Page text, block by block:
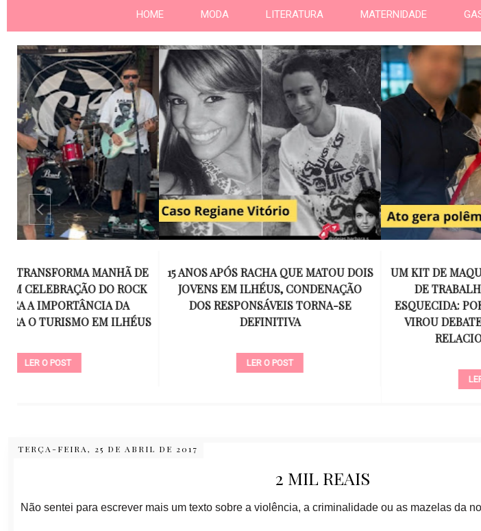
HOME MODA LITERATURA MATERNIDADE
15 ANOS APÓS RACHA QUE MATOU DOIS
JOVENS EM ILHÉUS, CONDENAÇÃO
DOS RESPONSÁVEIS TORNA-SE
DEFINITIVA
UM KIT DE MAQUIAGEM, UMA COLEGA
DE TRABALHO E UMA ESPOSA
ESQUECIDA: POR QUE UM PRESENTE
VIROU DEBATE NACIONAL SOBRE
TERÇA-FEIRA, 25 DE ABRIL DE 2017
2 MIL REAIS
Não sentei para escrever mais um texto sobre a violência, a criminalidade ou as mazelas da